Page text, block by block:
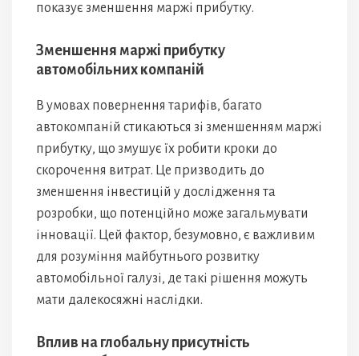
показує зменшення маржі прибутку.
Зменшення маржі прибутку
автомобільних компаній
В умовах повернення тарифів, багато
автокомпаній стикаються зі зменшенням маржі
прибутку, що змушує їх робити кроки до
скорочення витрат. Це призводить до
зменшення інвестицій у дослідження та
розробки, що потенційно може загальмувати
інновації. Цей фактор, безумовно, є важливим
для розуміння майбутнього розвитку
автомобільної галузі, де такі рішення можуть
мати далекосяжні наслідки.
Вплив на глобальну присутність